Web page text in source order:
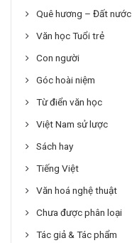
Quê hương – Đất nước
Văn học Tuổi trẻ
Con người
Góc hoài niệm
Từ điển văn học
Việt Nam sử lược
Sách hay
Tiếng Việt
Văn hoá nghệ thuật
Chưa được phân loại
Tác giả & Tác phẩm